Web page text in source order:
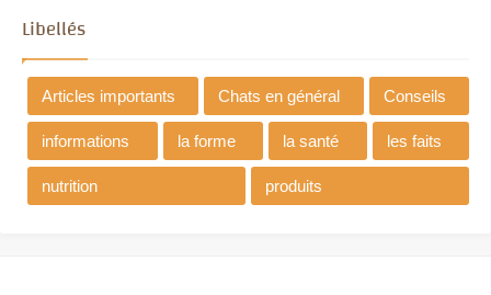
Libellés
Articles importants Chats en général Conseils
informations la forme la santé les faits
nutrition produits